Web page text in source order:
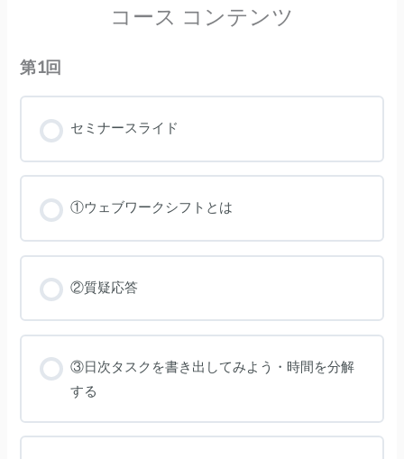
コース コンテンツ
第1回
セミナースライド
①ウェブワークシフトとは
②質疑応答
③日次タスクを書き出してみよう・時間を分解
する